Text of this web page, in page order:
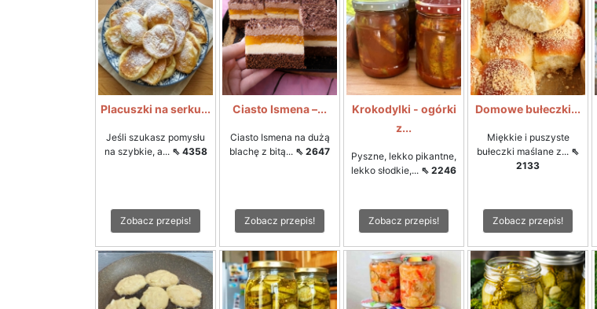
Placuszki na serku...
Jeśli szukasz pomysłu
na szybkie, a... ⇖ 4358
Zobacz przepis!
Ciasto Ismena –...
Ciasto Ismena na dużą
blachę z bitą... ⇖ 2647
Zobacz przepis!
Krokodylki - ogórki
z...
Pyszne, lekko pikantne,
lekko słodkie,... ⇖ 2246
Zobacz przepis!
Domowe bułeczki...
Miękkie i puszyste
bułeczki maślane z... ⇖
2133
Zobacz przepis!